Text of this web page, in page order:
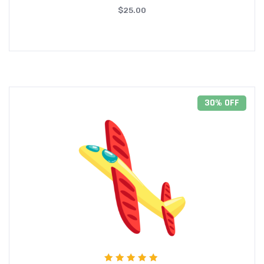
$25.00
30% OFF